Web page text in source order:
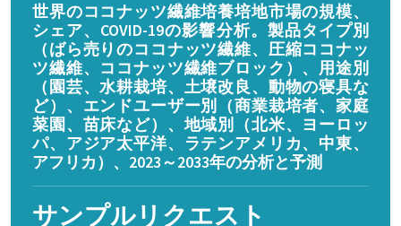
世界のココナッツ繊維培養培地市場の規模、
シェア、COVID-19の影響分析。製品タイプ別
（ばら売りのココナッツ繊維、圧縮ココナッ
ツ繊維、ココナッツ繊維ブロック）、用途別
（園芸、水耕栽培、土壌改良、動物の寝具な
ど）、エンドユーザー別（商業栽培者、家庭
菜園、苗床など）、地域別（北米、ヨーロッ
パ、アジア太平洋、ラテンアメリカ、中東、
アフリカ）、2023～2033年の分析と予測
サンプルリクエスト